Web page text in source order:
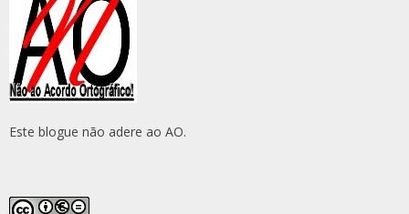
Este blogue não adere ao AO.